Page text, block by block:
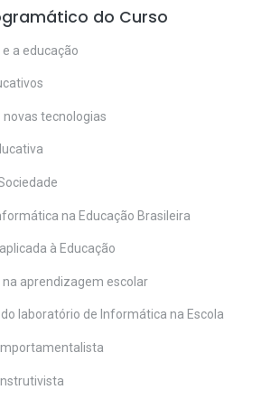
do Curso
a educação
novas tecnologias
na Educação Brasileira
à Educação
aprendizagem escolar
laboratório de Informática na Escola